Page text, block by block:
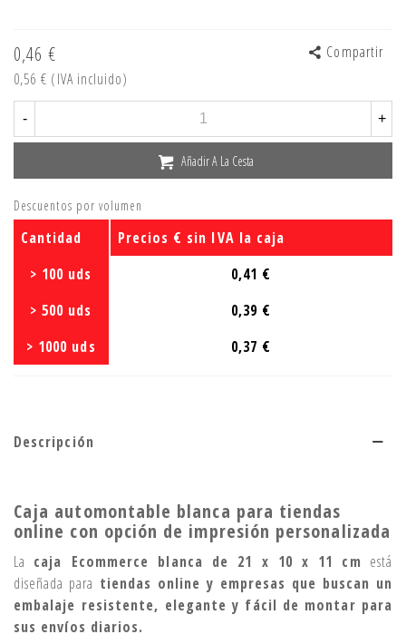
0,46 €
0,56 € (IVA incluido)
Compartir
- +
Añadir A La Cesta
Descuentos por volumen
Cantidad
Precios € sin IVA la caja
> 100 uds
0,41 €
> 500 uds
0,39 €
> 1000 uds
0,37 €
Descripción
Caja automontable blanca para tiendas
online con opción de impresión personalizada
La caja Ecommerce blanca de 21 x 10 x 11 cm está
diseñada para tiendas online y empresas que buscan un
embalaje resistente, elegante y fácil de montar para
sus envíos diarios.